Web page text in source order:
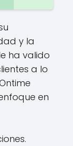
y la
ha valido
a lo
en